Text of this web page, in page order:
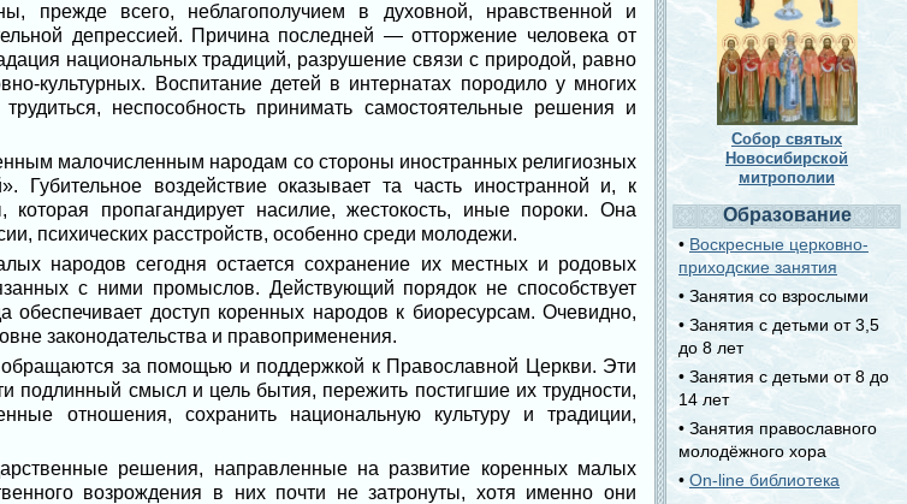
прежде всего, неблагополучием в духовной, нравственной и
депрессией. Причина последней ― отторжение человека от
национальных традиций, разрушение связи с природой, равно
культурных. Воспитание детей в интернатах породило у многих
неспособность принимать самостоятельные решения и
малочисленным народам со стороны иностранных религиозных
Губительное воздействие оказывает та часть иностранной и, к
которая пропагандирует насилие, жестокость, иные пороки. Она
психических расстройств, особенно среди молодежи.
народов сегодня остается сохранение их местных и родовых
с ними промыслов. Действующий порядок не способствует
обеспечивает доступ коренных народов к биоресурсам. Очевидно,
законодательства и правоприменения.
за помощью и поддержкой к Православной Церкви. Эти
подлинный смысл и цель бытия, пережить постигшие их трудности,
отношения, сохранить национальную культуру и традиции,
решения, направленные на развитие коренных малых
возрождения в них почти не затронуты, хотя именно они
Собор святых
Новосибирской
митрополии
Образование
• Воскресные церковно-
приходские занятия
• Занятия со взрослыми
• Занятия с детьми от 3,5
до 8 лет
• Занятия с детьми от 8 до
14 лет
• Занятия православного
молодёжного хора
• On-line библиотека